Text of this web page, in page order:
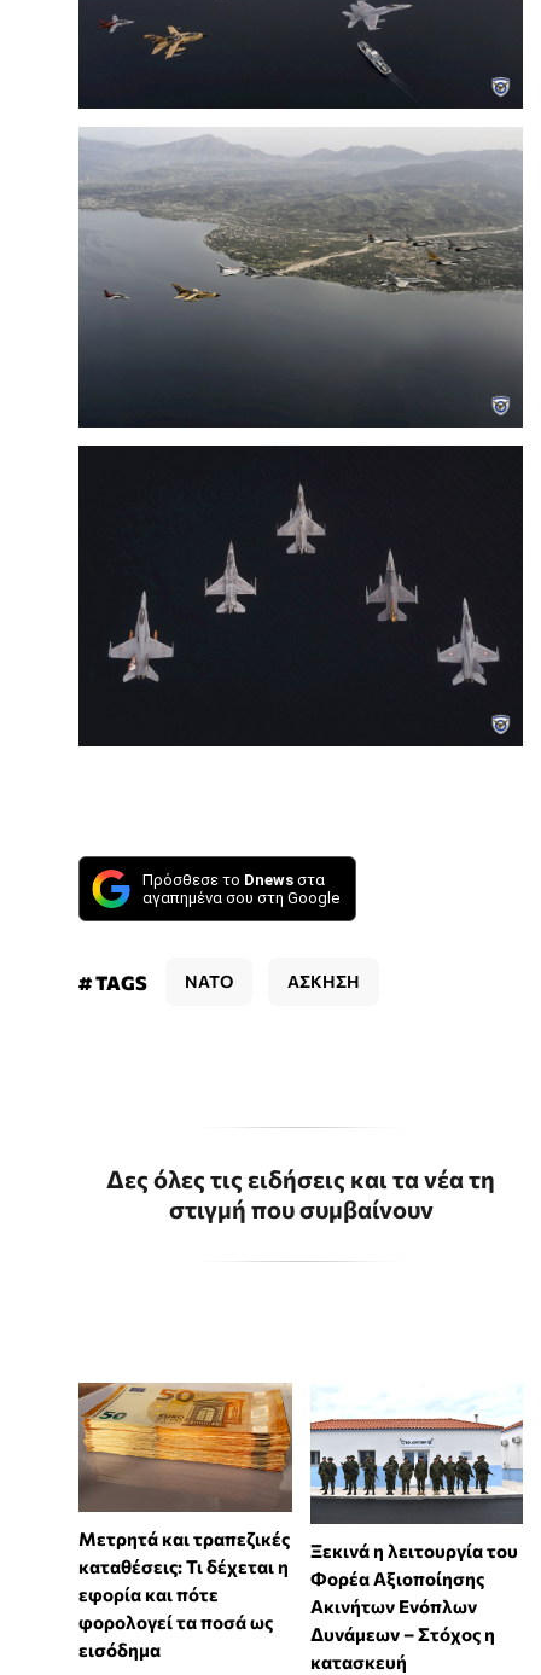
Πρόσθεσε το Dnews στα
αγαπημένα σου στη Google
# TAGS NATO ΑΣΚΗΣΗ
Δες όλες τις ειδήσεις και τα νέα τη
στιγμή που συμβαίνουν
Μετρητά και τραπεζικές
καταθέσεις: Τι δέχεται η
εφορία και πότε
φορολογεί τα ποσά ως
εισόδημα
Ξεκινά η λειτουργία του
Φορέα Αξιοποίησης
Ακινήτων Ενόπλων
Δυνάμεων – Στόχος η
κατασκευή